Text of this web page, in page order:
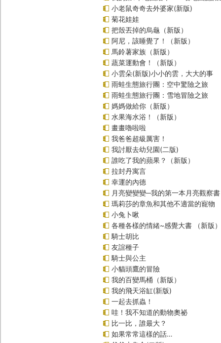
小老鼠奇奇去外婆家(新版)
菊花娃娃
把殼丟掉的烏龜（新版）
阿尼，該睡覺了！（新版）
馬鈴薯家族（新版）
蔬菜運動會！（新版）
小雲朵(新版)小小的雲，大大的事
雨蛙生態旅行團：空中驚險之旅
雨蛙生態旅行團：雪地冒險之旅
媽媽做給你（新版）
水果海水浴！（新版）
畫畫嚕啦啦
我爸爸超級厲害！
我討厭去幼兒園(二版)
誰吃了我的蘋果？（新版）
拉封丹寓言
幸運的內德
月亮變變變─我的第一本月亮觀察書
瑪莉莎的章魚和其他不適當的寵物
小兔卜啾
各種各樣的情緒~感覺大書 （新版）
騎士胡比
友誼種子
騎士與公主
小貓頭鷹的冒險
我的百變馬桶（新版）
我的飛天浴缸(新版)
一起去抓蟲！
哇！我不知道的動物奧祕
比一比，誰最大？
如果常常這樣的話…